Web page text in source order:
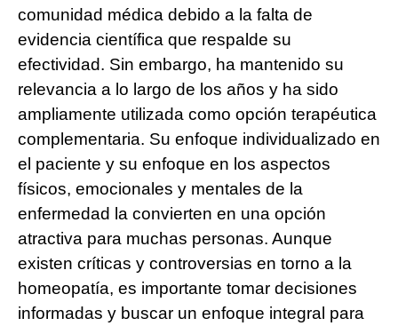
comunidad médica debido a la falta de
evidencia científica que respalde su
efectividad. Sin embargo, ha mantenido su
relevancia a lo largo de los años y ha sido
ampliamente utilizada como opción terapéutica
complementaria. Su enfoque individualizado en
el paciente y su enfoque en los aspectos
físicos, emocionales y mentales de la
enfermedad la convierten en una opción
atractiva para muchas personas. Aunque
existen críticas y controversias en torno a la
homeopatía, es importante tomar decisiones
informadas y buscar un enfoque integral para